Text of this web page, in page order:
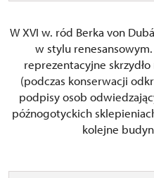
W XVI w. ród Berka von
w stylu
reprezentacyjne
(podczas konserwacji
podpisy osob
późnogotyckich
kolejne